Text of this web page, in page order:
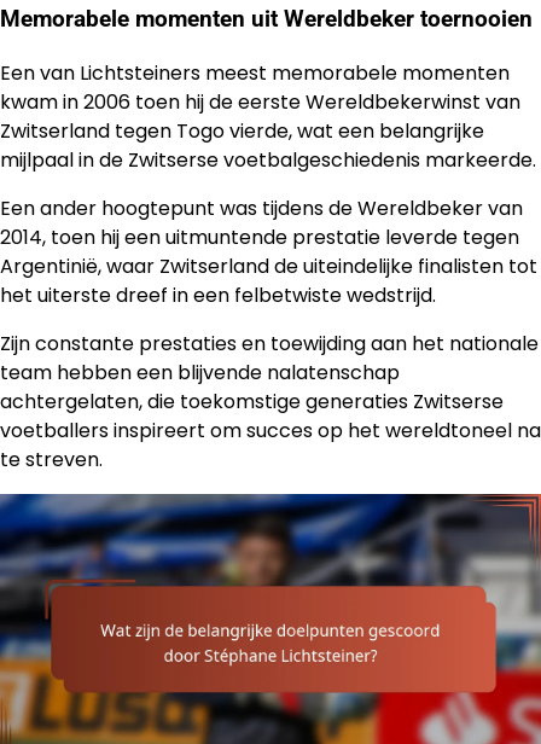
Memorabele momenten uit Wereldbeker toernooien
Een van Lichtsteiners meest memorabele momenten
kwam in 2006 toen hij de eerste Wereldbekerwinst van
Zwitserland tegen Togo vierde, wat een belangrijke
mijlpaal in de Zwitserse voetbalgeschiedenis markeerde.
Een ander hoogtepunt was tijdens de Wereldbeker van
2014, toen hij een uitmuntende prestatie leverde tegen
Argentinië, waar Zwitserland de uiteindelijke finalisten tot
het uiterste dreef in een felbetwiste wedstrijd.
Zijn constante prestaties en toewijding aan het nationale
team hebben een blijvende nalatenschap
achtergelaten, die toekomstige generaties Zwitserse
voetballers inspireert om succes op het wereldtoneel na
te streven.